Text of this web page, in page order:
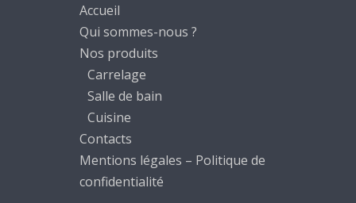
Accueil
Qui sommes-nous ?
Nos produits
Carrelage
Salle de bain
Cuisine
Contacts
Mentions légales – Politique de
confidentialité